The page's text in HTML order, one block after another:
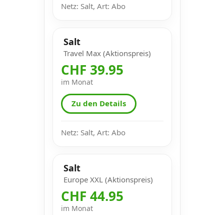
Netz: Salt, Art: Abo
Salt
Travel Max (Aktionspreis)
CHF 39.95
im Monat
Zu den Details
Netz: Salt, Art: Abo
Salt
Europe XXL (Aktionspreis)
CHF 44.95
im Monat